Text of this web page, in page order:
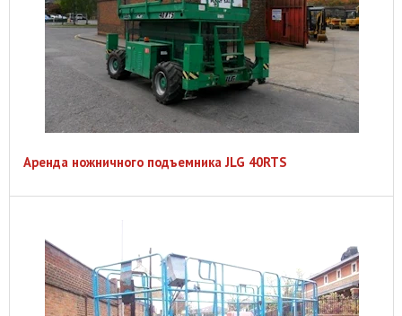
Аренда ножничного подъемника JLG 40RTS